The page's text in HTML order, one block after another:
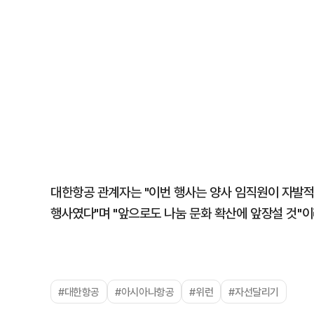
대한항공 관계자는 "이번 행사는 양사 임직원이 자발
행사였다"며 "앞으로도 나눔 문화 확산에 앞장설 것"
#대한항공 #아시아나항공 #위런 #자선달리기